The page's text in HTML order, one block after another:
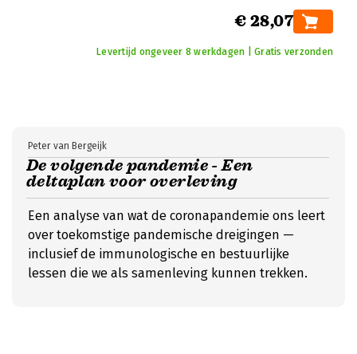
€ 28,07
Levertijd ongeveer 8 werkdagen | Gratis verzonden
De volgende pandemie - Een
deltaplan voor overleving
Peter van Bergeijk
Een analyse van wat de coronapandemie ons leert
over toekomstige pandemische dreigingen —
inclusief de immunologische en bestuurlijke
lessen die we als samenleving kunnen trekken.